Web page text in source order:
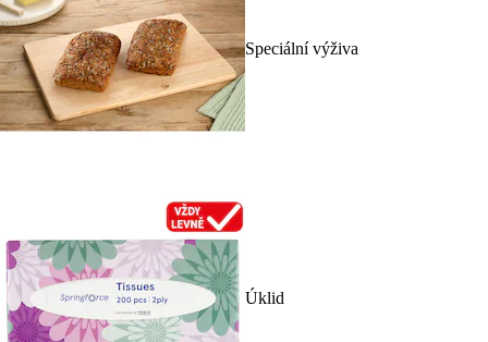
Speciální výživa
Úklid